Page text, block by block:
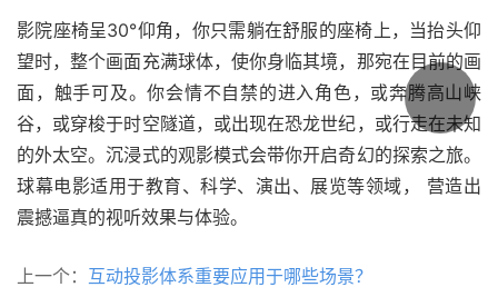
影院座椅呈30°仰角，你只需躺在舒服的座椅上，当抬头仰
望时，整个画面充满球体，使你身临其境，那宛在目前的画
面，触手可及。你会情不自禁的进入角色，或奔腾高山峡
谷，或穿梭于时空隧道，或出现在恐龙世纪，或行走在未知
的外太空。沉浸式的观影模式会带你开启奇幻的探索之旅。
球幕电影适用于教育、科学、演出、展览等领域， 营造出
震撼逼真的视听效果与体验。
上一个： 互动投影体系重要应用于哪些场景？